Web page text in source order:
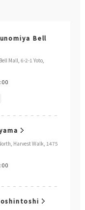
Bell
Mall, 6-2-1 Yoto,
Harvest Walk, 1475